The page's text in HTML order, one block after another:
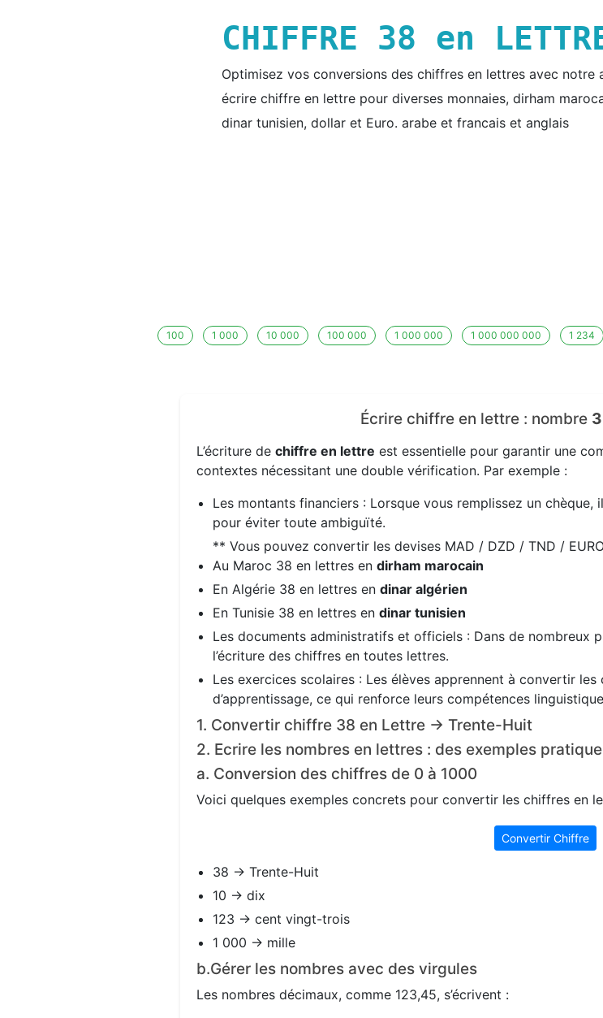
CHIFFRE 38 en
Optimisez vos conversions des chiffres en lettres avec notre
écrire chiffre en lettre pour diverses monnaies, dirham
dinar tunisien, dollar et Euro. arabe et francais et anglais
100 1 000 10 000 100 000 1 000 000 1 000 000 000 1 234
Écrire chiffre en lettre : nombre
L’écriture de chiffre en lettre est essentielle pour garantir une
contextes nécessitant une double vérification. Par exemple :
Les montants financiers : Lorsque vous remplissez un
pour éviter toute ambiguïté.
** Vous pouvez convertir les devises MAD / DZD / TND /
Au Maroc 38 en lettres en dirham marocain
En Algérie 38 en lettres en dinar algérien
En Tunisie 38 en lettres en dinar tunisien
Les documents administratifs et officiels : Dans de nombreux
l’écriture des chiffres en toutes lettres.
Les exercices scolaires : Les élèves apprennent à convertir
d’apprentissage, ce qui renforce leurs compétences
1. Convertir chiffre 38 en Lettre → Trente-Huit
2. Ecrire les nombres en lettres : des exemples
a. Conversion des chiffres de 0 à 1000
Voici quelques exemples concrets pour convertir les chiffres en
Convertir Chiffre
38 → Trente-Huit
10 → dix
123 → cent vingt-trois
1 000 → mille
b.Gérer les nombres avec des virgules
Les nombres décimaux, comme 123,45, s’écrivent :